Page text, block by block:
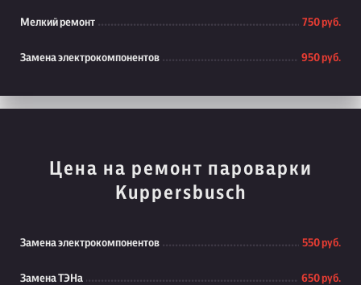
Мелкий ремонт 750 руб.
Замена электрокомпонентов 950 руб.
Цена на ремонт пароварки
Kuppersbusch
Замена электрокомпонентов 550 руб.
Замена ТЭНа 650 руб.